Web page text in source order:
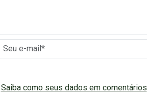
Saiba como seus dados em comentários